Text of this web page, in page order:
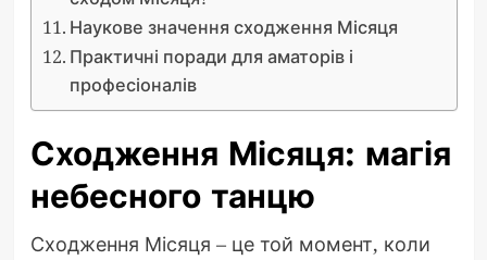
Наукове значення сходження Місяця
Практичні поради для аматорів і
професіоналів
Сходження Місяця: магія
небесного танцю
Сходження Місяця – це той момент, коли